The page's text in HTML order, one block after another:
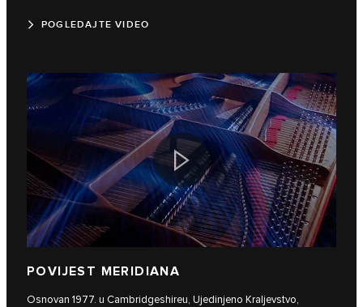
POGLEDAJTE VIDEO
POVIJEST MERIDIANA
Osnovan 1977. u Cambridgeshireu, Ujedinjeno Kraljevstvo,